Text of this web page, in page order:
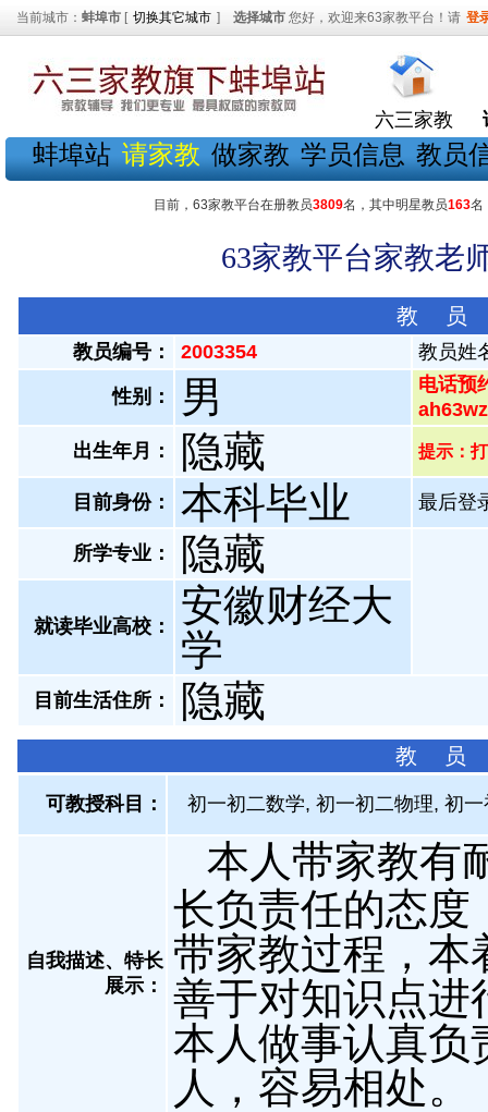
当前城市： 蚌埠市 [ 切换其它城市 ] 选择城市 您好，欢迎来63家教平台！请 登
六三家教
蚌埠站 请家教 做家教 学员信息 教员
目前，63家教平台在册教员3809名，其中明星教员163名
63家教平台家教老
教 员
教员编号： 2003354 教员姓
性别： 男
电话预
出生年月：
隐藏 提示：
目前身份： 本科毕业 最后登
所学专业： 隐藏
就读毕业高校：
安徽财经大
学
目前生活住所： 隐藏
教 员
可教授科目： 初一初二数学, 初一初二物理, 初
自我描述、特长
展示 ：
本人带家教有
长负责任的态度
带家教过程，本
善于对知识点进
本人做事认真负
人，容易相处。